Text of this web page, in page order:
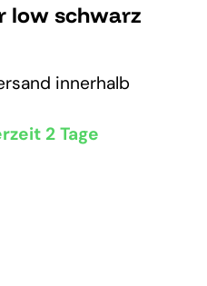
low schwarz
innerhalb
2 Tage